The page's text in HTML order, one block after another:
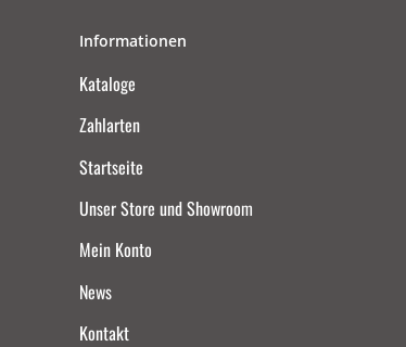
Informationen
Kataloge
Zahlarten
Startseite
Unser Store und Showroom
Mein Konto
News
Kontakt